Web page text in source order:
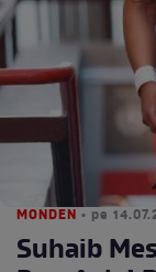
MONDEN • pe
Suhaib